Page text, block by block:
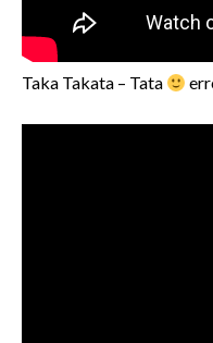
Taka Takata – Tata